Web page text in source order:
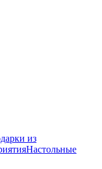
из
Настольные